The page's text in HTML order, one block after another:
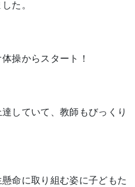
た。
操からスタート！
していて、教師もびっくり
命に取り組む姿に子どもた